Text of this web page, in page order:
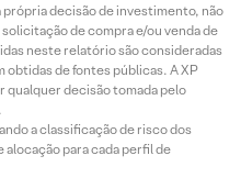
própria decisão de investimento, não
de compra e/ou venda de
neste relatório são consideradas
obtidas de fontes públicas. A XP
qualquer decisão tomada pelo
a classificação de risco dos
para cada perfil de